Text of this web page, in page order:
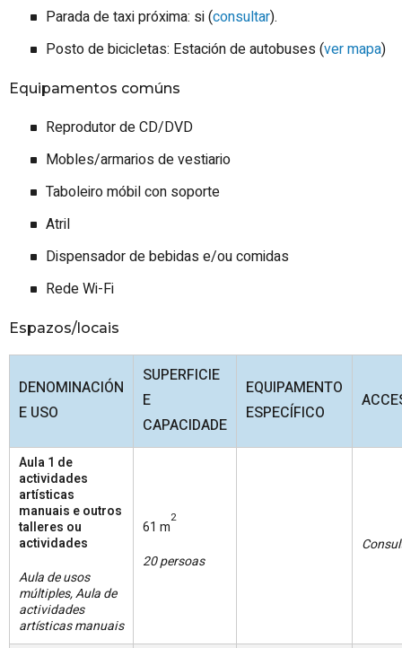
Parada de taxi próxima: si (consultar).
Posto de bicicletas: Estación de autobuses (ver mapa)
Equipamentos comúns
Reprodutor de CD/DVD
Mobles/armarios de vestiario
Taboleiro móbil con soporte
Atril
Dispensador de bebidas e/ou comidas
Rede Wi-Fi
Espazos/locais
DENOMINACIÓN
E USO
SUPERFICIE
E
CAPACIDADE
EQUIPAMENTO
ESPECÍFICO
Aula 1 de
actividades
artísticas
manuais e outros
talleres ou
actividades
Aula de usos
múltiples, Aula de
actividades
artísticas manuais
61 m2
20 persoas